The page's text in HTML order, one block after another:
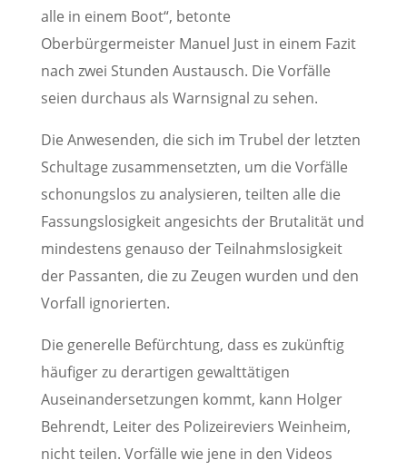
alle in einem Boot“, betonte
Oberbürgermeister Manuel Just in einem Fazit
nach zwei Stunden Austausch. Die Vorfälle
seien durchaus als Warnsignal zu sehen.
Die Anwesenden, die sich im Trubel der letzten
Schultage zusammensetzten, um die Vorfälle
schonungslos zu analysieren, teilten alle die
Fassungslosigkeit angesichts der Brutalität und
mindestens genauso der Teilnahmslosigkeit
der Passanten, die zu Zeugen wurden und den
Vorfall ignorierten.
Die generelle Befürchtung, dass es zukünftig
häufiger zu derartigen gewalttätigen
Auseinandersetzungen kommt, kann Holger
Behrendt, Leiter des Polizeireviers Weinheim,
nicht teilen. Vorfälle wie jene in den Videos